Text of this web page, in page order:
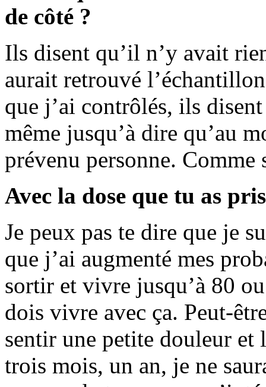
de côté ?
Ils disent qu’il n’y avait
aurait retrouvé
que j’ai contrôlés, ils
même jusqu’à dire qu’au
prévenu personne.
Avec la dose que tu as
Je peux pas te dire que je
que j’ai augmenté mes
sortir et vivre jusqu’à 80
dois vivre avec ça. Peut-
sentir une petite douleur et
trois mois, un an, je ne